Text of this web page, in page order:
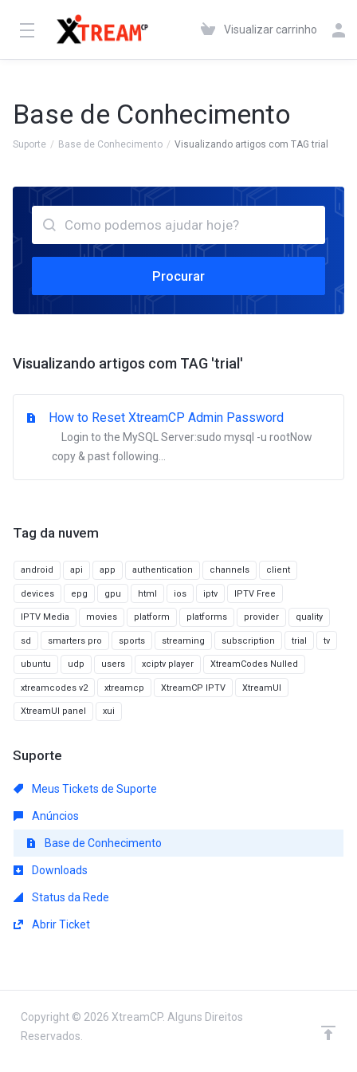
Visualizar carrinho
Base de Conhecimento
Suporte Base de Conhecimento Visualizando artigos com TAG trial
Procurar
Visualizando artigos com TAG 'trial'
How to Reset XtreamCP Admin Password
Login to the MySQL Server:sudo mysql -u rootNow
copy & past following...
Tag da nuvem
android api app authentication channels client
devices epg gpu html ios iptv IPTV Free
IPTV Media movies platform platforms provider quality
sd smarters pro sports streaming subscription trial tv
ubuntu udp users xciptv player XtreamCodes Nulled
xtreamcodes v2 xtreamcp XtreamCP IPTV XtreamUI
XtreamUI panel xui
Suporte
Meus Tickets de Suporte
Anúncios
Base de Conhecimento
Downloads
Status da Rede
Abrir Ticket
Copyright © 2026 XtreamCP. Alguns Direitos
Reservados.